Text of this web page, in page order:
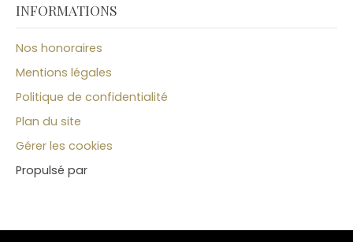
INFORMATIONS
Nos honoraires
Mentions légales
Politique de confidentialité
Plan du site
Gérer les cookies
Propulsé par